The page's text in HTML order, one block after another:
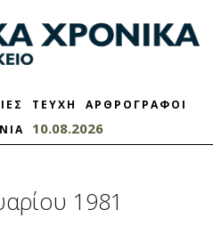
ΤΕΥΧΗ
ΑΡΘΡΟΓΡΑΦΟΙ
10.08.2026
1981